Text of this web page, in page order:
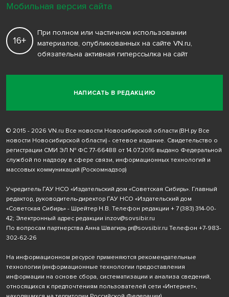
НАПИСАТЬ В РЕДАКЦИЮ
16+
При полном или частичном использовании
материалов, опубликованных на сайте VN.ru,
обязательна активная гиперссылка на сайт
© 2015 - 2026 VN.ru Все новости Новосибирской области (ВН.ру Все
новости Новосибирской области) - сетевое издание. Свидетельство о
регистрации СМИ ЭЛ № ФС 77-66488 от 14.07.2016 выдано Федеральной
службой по надзору в сфере связи, информационных технологий и
массовых коммуникаций (Роскомнадзор)
Учредитель ГАУ НСО «Издательский дом «Советская Сибирь». Главный
редактор, руководитель-директор ГАУ НСО «Издательский дом
«Советская Сибирь» - Шрейтер Н.В. Телефон редакции + 7 (383) 314-00-
42; Электронный адрес редакции inzov@sovsibir.ru
По вопросам партнерства Анна Швагирь pr@sovsibir.ru Телефон +7-983-
302-62-26
На информационном ресурсе применяются рекомендательные
технологии (информационные технологии предоставления
информации на основе сбора, систематизации и анализа сведений,
относящихся к предпочтениям пользователей сети «Интернет»,
Мобильная версия сайта